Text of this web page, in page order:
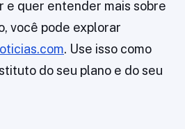
e quer entender mais sobre
você pode explorar
. Use isso como
do seu plano e do seu